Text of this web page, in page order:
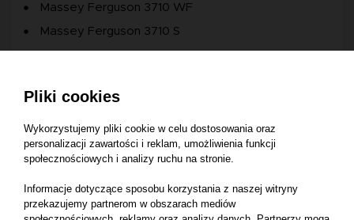
Massey Ferguson 3710 WF
Massey Ferguson 3710 S
Massey Ferguson 3708 S
Massey Ferguson 3707 WF
Massey Ferguson 3709 S
Massey Ferguson 3709 V
Massey Ferguson 3708AL TRACTOR FPT ENG.
64KW
Pliki cookies
Wykorzystujemy pliki cookie w celu dostosowania oraz
personalizacji zawartości i reklam, umożliwienia funkcji
społecznościowych i analizy ruchu na stronie.
Informacje dotyczące sposobu korzystania z naszej witryny
przekazujemy partnerom w obszarach mediów